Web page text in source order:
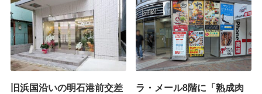
旧浜国沿いの明石港前交差
ラ・メール8階に「熟成肉